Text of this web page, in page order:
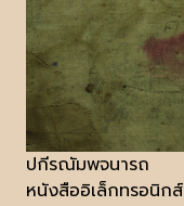
ปกีรณัมพจนารถ
หนังสืออิเล็กทรอนิกส์